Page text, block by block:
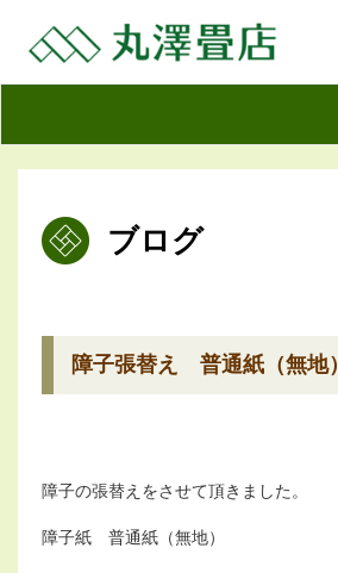
ブログ
障子張替え 普通紙（無地
障子の張替えをさせて頂きました。
障子紙 普通紙（無地）